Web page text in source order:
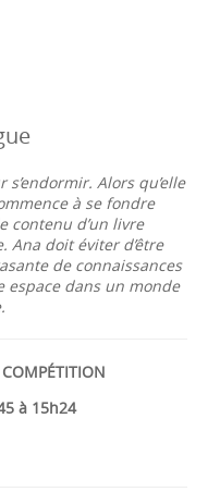
Alors qu’elle
à se fondre
contenu d’un livre
Ana doit éviter d’être
de connaissances
dans un monde
à 15h24